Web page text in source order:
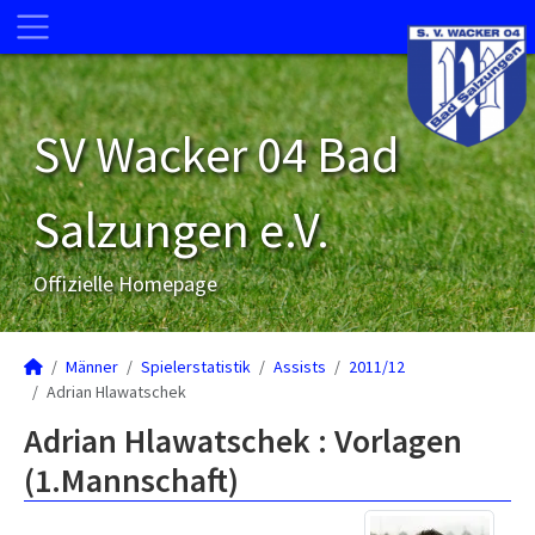
SV Wacker 04 Bad
Salzungen e.V.
Offizielle Homepage
Männer Spielerstatistik Assists
2011/12
Adrian Hlawatschek
Adrian Hlawatschek : Vorlagen
(1.Mannschaft)